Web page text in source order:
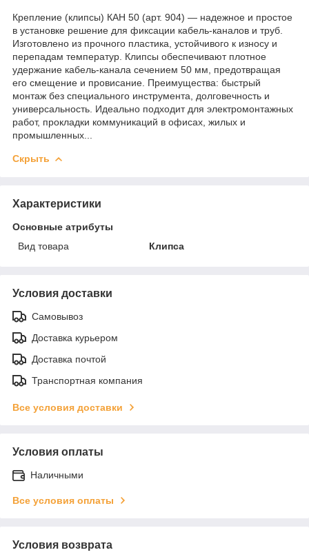
Крепление (клипсы) КАН 50 (арт. 904) — надежное и простое
в установке решение для фиксации кабель-каналов и труб.
Изготовлено из прочного пластика, устойчивого к износу и
перепадам температур. Клипсы обеспечивают плотное
удержание кабель-канала сечением 50 мм, предотвращая
его смещение и провисание. Преимущества: быстрый
монтаж без специального инструмента, долговечность и
универсальность. Идеально подходит для электромонтажных
работ, прокладки коммуникаций в офисах, жилых и
промышленных...
Скрыть
Характеристики
Основные атрибуты
Вид товара
Клипса
Условия доставки
Самовывоз
Доставка курьером
Доставка почтой
Транспортная компания
Все условия доставки
Условия оплаты
Наличными
Все условия оплаты
Условия возврата